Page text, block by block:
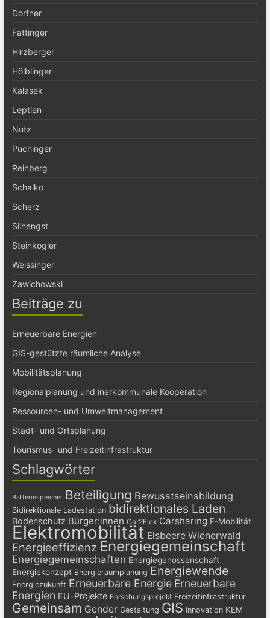
Dorfner
Fattinger
Hirzberger
Hölblinger
Kalasek
Leptien
Nutz
Puchinger
Reinberg
Schalko
Scherz
Silhengst
Steinkogler
Weissinger
Zawichowski
Beiträge zu
Erneuerbare Energien
GIS-gestützte räumliche Analyse
Mobilitätsplanung
Regionalplanung und inerkommunale Kooperation
Ressourcen- und Umweltmanagement
Stadt- und Ortsplanung
Tourismus- und Freizeitinfrastruktur
Schlagwörter
Batteriespeicher Beteiligung Bewusstseinsbildung
Bidirektionale Ladestation bidirektionales Laden
Bodenschutz Bürger:innen Car2Flex Carsharing E-Mobilität
Elektromobilität Elsbeere Wienerwald
Energieeffizienz Energiegemeinschaft
Energiegemeinschaften Energiegenossenschaft
Energiekonzept Energieraumplanung Energiewende
Energiezukunft Erneuerbare Energie Erneuerbare
Energien EU-Projekte Forschungsprojekt Freizeitinfrastruktur
Gemeinsam Gender Gestaltung GIS Innovation KEM